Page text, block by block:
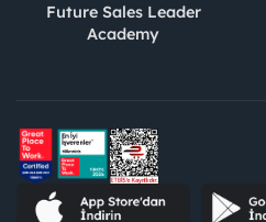
Future Sales Leader
Academy